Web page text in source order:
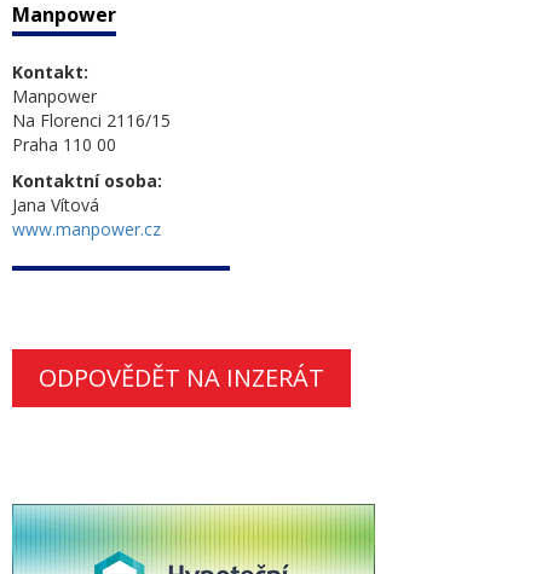
Manpower
Kontakt:
Manpower
Na Florenci 2116/15
Praha 110 00
Kontaktní osoba:
Jana Vítová
www.manpower.cz
ODPOVĚDĚT NA INZERÁT